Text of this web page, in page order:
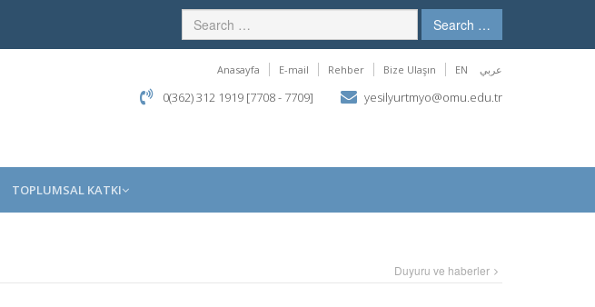
Search …
Anasayfa E-mail Rehber Bize Ulaşın EN عربي
0(362) 312 1919 [7708 - 7709] yesilyurtmyo@omu.edu.tr
TOPLUMSAL KATKI
Duyuru ve haberler